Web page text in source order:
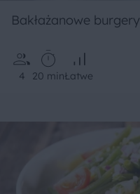
Bakłażanowe burgery
4 20 minŁatwe